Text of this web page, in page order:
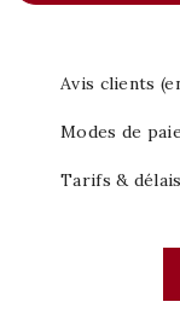
Avis clients
Modes de
Tarifs &